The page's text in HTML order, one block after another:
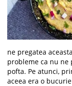
ne pregatea
probleme ca nu ne
pofta. Pe atunci,
aceea era o